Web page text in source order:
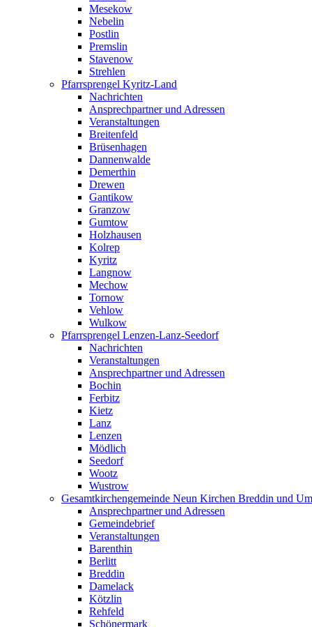
Mesekow
Nebelin
Postlin
Premslin
Stavenow
Strehlen
Pfarrsprengel Kyritz-Land
Nachrichten
Ansprechpartner und Adressen
Veranstaltungen
Breitenfeld
Brüsenhagen
Dannenwalde
Demerthin
Drewen
Gantikow
Granzow
Gumtow
Holzhausen
Kolrep
Kyritz
Langnow
Mechow
Tornow
Vehlow
Wulkow
Pfarrsprengel Lenzen-Lanz-Seedorf
Nachrichten
Veranstaltungen
Ansprechpartner und Adressen
Bochin
Ferbitz
Kietz
Lanz
Lenzen
Mödlich
Seedorf
Wootz
Wustrow
Gesamtkirchengemeinde Neun Kirchen Breddin und
Ansprechpartner und Adressen
Gemeindebrief
Veranstaltungen
Barenthin
Berlitt
Breddin
Damelack
Kötzlin
Rehfeld
Schönermark